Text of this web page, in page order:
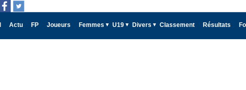
Actu FP Joueurs Femmes U19 Divers Classement Résultats